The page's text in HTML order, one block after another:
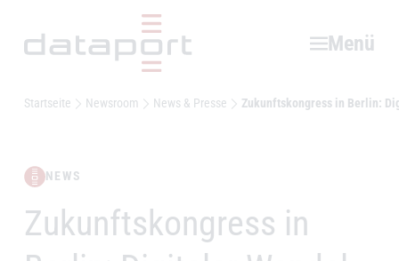
Menü
Startseite Newsroom News & Presse Zukunftskongress in Berlin:
NEWS
–
Zukunftskongress in